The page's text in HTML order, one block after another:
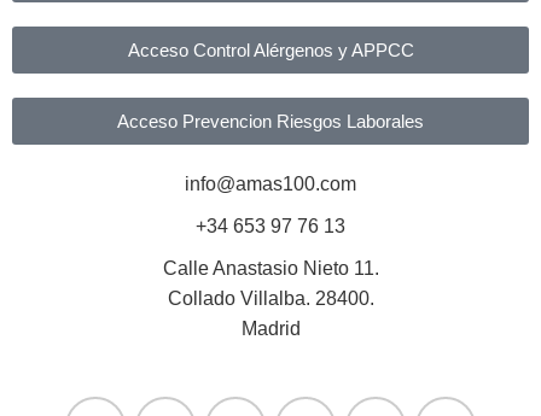
Acceso Control Alérgenos y APPCC
Acceso Prevencion Riesgos Laborales
info@amas100.com
+34 653 97 76 13
Calle Anastasio Nieto 11.
Collado Villalba. 28400.
Madrid